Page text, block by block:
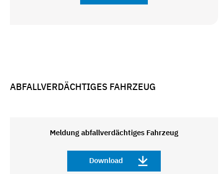
ABFALLVERDÄCHTIGES FAHRZEUG
Meldung abfallverdächtiges Fahrzeug
Download